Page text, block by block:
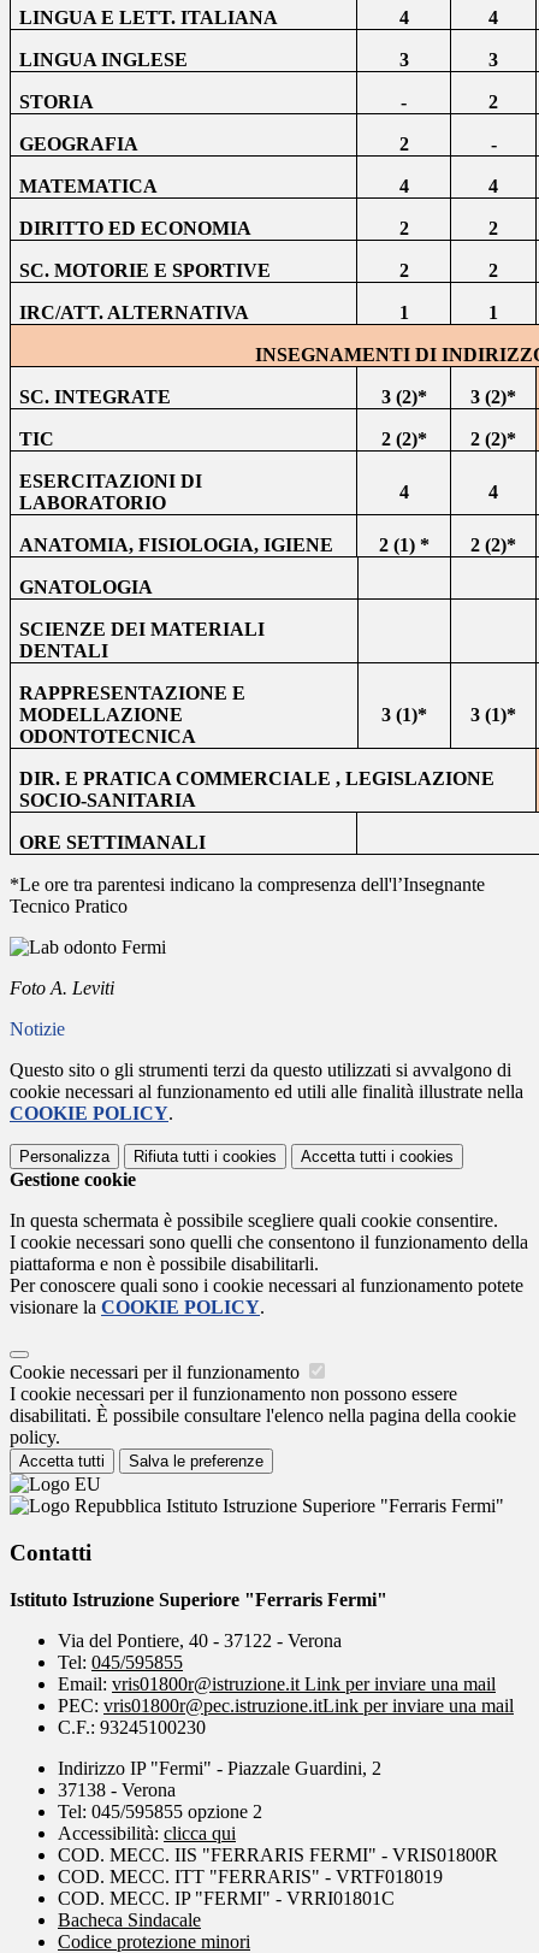
LINGUA E LETT. ITALIANA 4 4
LINGUA INGLESE 3 3
STORIA - 2
GEOGRAFIA 2 -
MATEMATICA 4 4
DIRITTO ED ECONOMIA 2 2
SC. MOTORIE E SPORTIVE 2 2
IRC/ATT. ALTERNATIVA 1 1
INSEGNAMENTI DI
SC. INTEGRATE 3 (2)* 3 (2)*
TIC 2 (2)* 2 (2)*
ESERCITAZIONI DI
LABORATORIO
4 4
ANATOMIA, FISIOLOGIA, IGIENE 2 (1) * 2 (2)*
GNATOLOGIA
SCIENZE DEI MATERIALI
DENTALI
RAPPRESENTAZIONE E
MODELLAZIONE
ODONTOTECNICA
3 (1)* 3 (1)*
DIR. E PRATICA COMMERCIALE , LEGISLAZIONE
SOCIO-SANITARIA
ORE SETTIMANALI
*Le ore tra parentesi indicano la compresenza dell'l’Insegnante
Tecnico Pratico
Foto A. Leviti
Notizie
Questo sito o gli strumenti terzi da questo utilizzati si avvalgono di
cookie necessari al funzionamento ed utili alle finalità illustrate nella
COOKIE POLICY.
Personalizza Rifiuta tutti i cookies Accetta tutti i cookies
Gestione cookie
In questa schermata è possibile scegliere quali cookie consentire.
I cookie necessari sono quelli che consentono il funzionamento della
piattaforma e non è possibile disabilitarli.
Per conoscere quali sono i cookie necessari al funzionamento potete
visionare la COOKIE POLICY.
Cookie necessari per il funzionamento
I cookie necessari per il funzionamento non possono essere
disabilitati. È possibile consultare l'elenco nella pagina della cookie
policy.
Accetta tutti Salva le preferenze
Istituto Istruzione Superiore "Ferraris Fermi"
Contatti
Istituto Istruzione Superiore "Ferraris Fermi"
Via del Pontiere, 40 - 37122 - Verona
Tel: 045/595855
Email: vris01800r@istruzione.it Link per inviare una mail
PEC: vris01800r@pec.istruzione.itLink per inviare una mail
C.F.: 93245100230
Indirizzo IP "Fermi" - Piazzale Guardini, 2
37138 - Verona
Tel: 045/595855 opzione 2
Accessibilità: clicca qui
COD. MECC. IIS "FERRARIS FERMI" - VRIS01800R
COD. MECC. ITT "FERRARIS" - VRTF018019
COD. MECC. IP "FERMI" - VRRI01801C
Bacheca Sindacale
Codice protezione minori